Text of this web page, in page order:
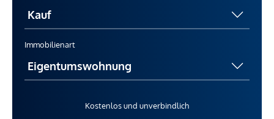
Immobilienart
Kostenlos und unverbindlich